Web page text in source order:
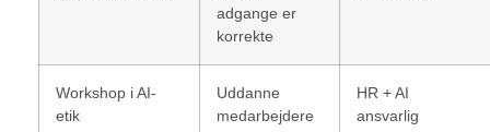
adgange er
korrekte
Workshop i AI-
etik
Uddanne
medarbejdere
HR + AI
ansvarlig